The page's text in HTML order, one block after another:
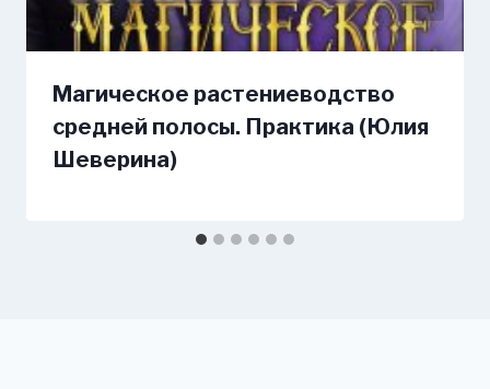
Магическое растениеводство
средней полосы. Практика (Юлия
Шеверина)